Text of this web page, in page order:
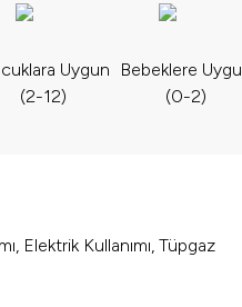
Uygun
(2-12)
Bebeklere
(0-2)
Elektrik Kullanımı, Tüpgaz